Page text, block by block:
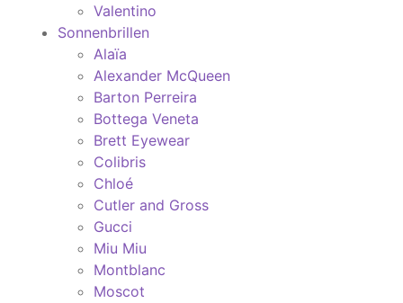
Valentino
Sonnenbrillen
Alaïa
Alexander McQueen
Barton Perreira
Bottega Veneta
Brett Eyewear
Colibris
Chloé
Cutler and Gross
Gucci
Miu Miu
Montblanc
Moscot